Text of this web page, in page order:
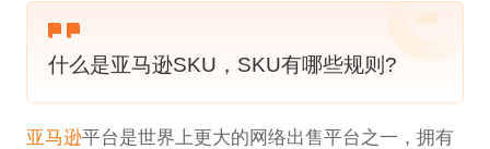
什么是亚马逊SKU，SKU有哪些规则?
亚马逊平台是世界上更大的网络出售平台之一，拥有